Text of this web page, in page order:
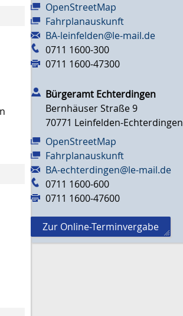
OpenStreetMap
Fahrplanauskunft
BA-leinfelden@le-mail.de
0711 1600-300
0711 1600-47300
Bürgeramt Echterdingen
Bernhäuser Straße 9
70771 Leinfelden-Echterdingen
OpenStreetMap
Fahrplanauskunft
BA-echterdingen@le-mail.de
0711 1600-600
0711 1600-47600
Zur Online-Terminvergabe